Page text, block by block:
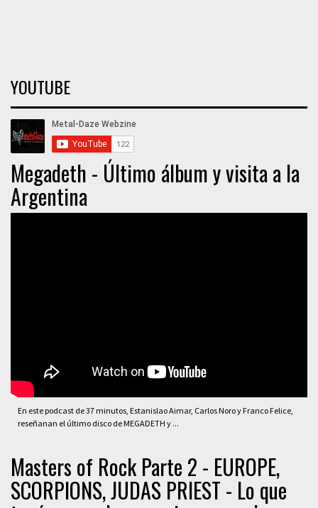
YOUTUBE
Megadeth - Último álbum y visita a la
Argentina
En este podcast de 37 minutos, Estanislao Aimar, Carlos Noro y Franco Felice,
reseñanan el último disco de MEGADETH y ...
Masters of Rock Parte 2 - EUROPE,
SCORPIONS, JUDAS PRIEST - Lo que